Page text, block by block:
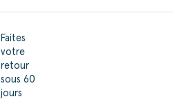
Faites
votre
retour
sous 60
jours